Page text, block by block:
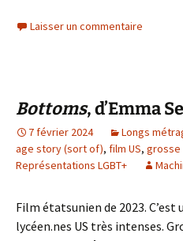
Laisser un commentaire
Bottoms, d’Emma
7 février 2024 Longs
age story (sort of), film US, grosse
Représentations LGBT+
Film étatsunien de 2023. C’est
lycéen.nes US très intenses.